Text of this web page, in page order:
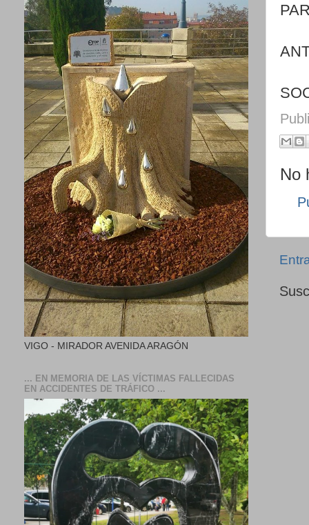
No
VIGO - MIRADOR AVENIDA ARAGÓN
... EN MEMORIA DE LAS VÍCTIMAS FALLECIDAS
EN ACCIDENTES DE TRÁFICO ...